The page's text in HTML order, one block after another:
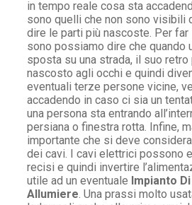
in tempo reale cosa sta
sono quelli che non sono visibili
dire le parti più nascoste. Per
sono possiamo dire che quando
sposta su una strada, il suo
nascosto agli occhi e quindi
eventuali terze persone vicine,
accadendo in caso ci sia un
una persona sta entrando
persiana o finestra rotta. Infine,
importante che si deve
dei cavi. I cavi elettrici possono
recisi e quindi invertire
utile ad un eventuale Impianto
Allumiere . Una prassi molto